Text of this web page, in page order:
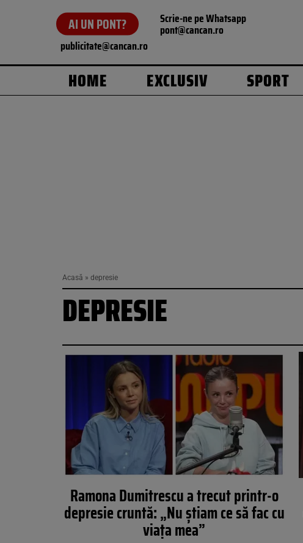
AI UN PONT? Scrie-ne pe Whatsapp
pont@cancan.ro
publicitate@cancan.ro
HOME EXCLUSIV SPORT
Acasă » depresie
DEPRESIE
Ramona Dumitrescu a trecut printr-o
depresie cruntă: „Nu știam ce să fac cu
viața mea”